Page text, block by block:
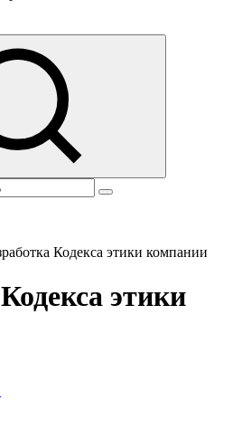
Кодекса этики компании
этики